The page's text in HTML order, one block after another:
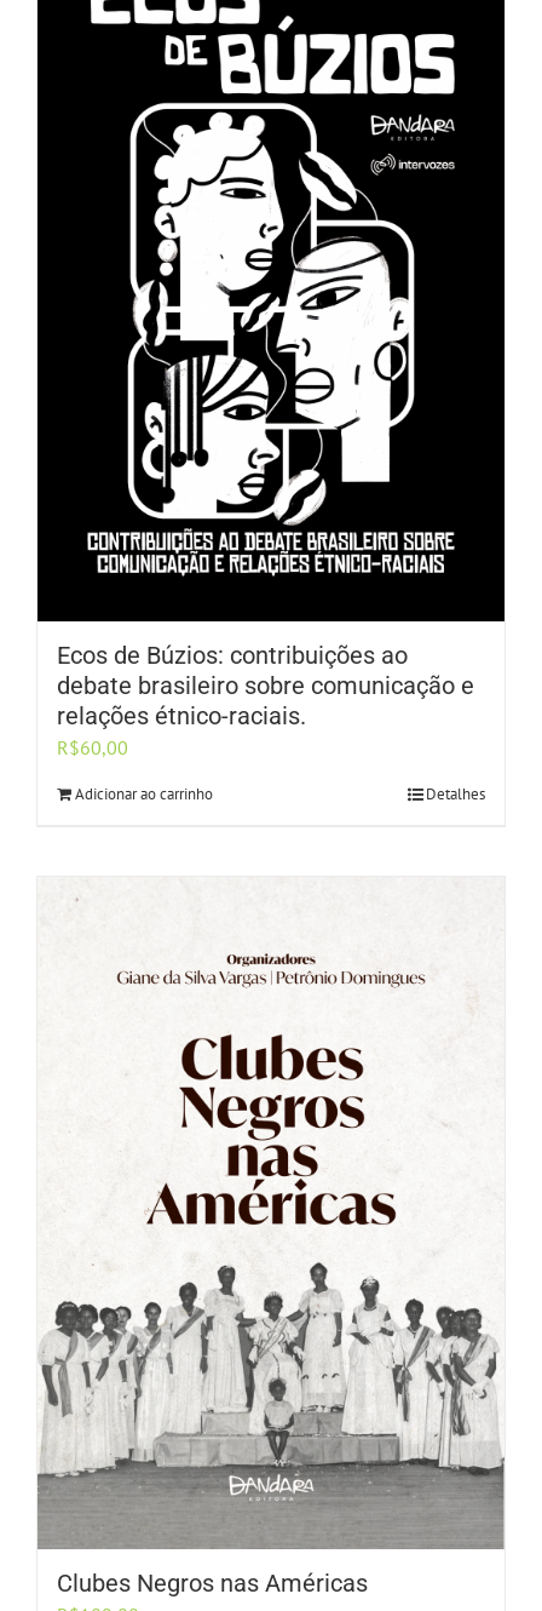
Ecos de Búzios: contribuições ao
debate brasileiro sobre comunicação e
relações étnico-raciais.
R$60,00
Adicionar ao carrinho Detalhes
Clubes Negros nas Américas